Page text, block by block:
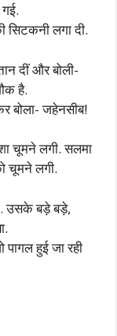
सिटकनी लगा दी.
दीं और बोली-
है.
बोला- जहेनसीब!
चूमने लगी. सलमा
चूमने लगी.
उसके बड़े बड़े,
हुई जा रही